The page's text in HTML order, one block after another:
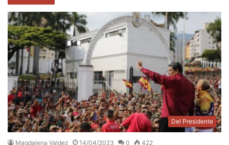
Del Presidente
Magdalena Valdez 14/04/2023 0 422